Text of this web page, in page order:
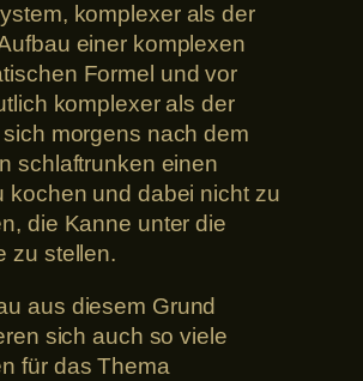
komplexer als der
einer komplexen
Formel und vor
komplexer als der
morgens nach dem
schlaftrunken einen
kochen und dabei nicht zu
die Kanne unter die
zu stellen.
aus diesem Grund
sich auch so viele
für das Thema